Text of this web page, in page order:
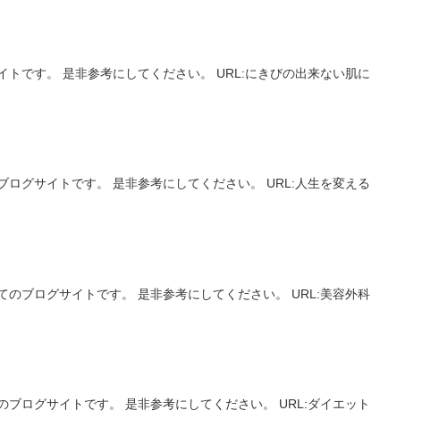
です。 是非参考にしてください。 URL:にきびの出来ない肌に
グサイトです。 是非参考にしてください。 URL:人生を変える
ブログサイトです。 是非参考にしてください。 URL:美容外科
ログサイトです。 是非参考にしてください。 URL:ダイエット